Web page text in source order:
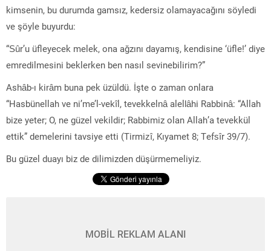
kimsenin, bu durumda gamsız, kedersiz olamayacağını söyledi
ve şöyle buyurdu:
“Sûr’u üfleyecek melek, ona ağzını dayamış, kendisine ‘üfle!’ diye
emredilmesini beklerken ben nasıl sevinebilirim?”
Ashâb-ı kirâm buna pek üzüldü. İşte o zaman onlara
“Hasbünellah ve ni’me’l-vekîl, tevekkelnâ alellâhi Rabbinâ: “Allah
bize yeter; O, ne güzel vekildir; Rabbimiz olan Allah’a tevekkül
ettik” demelerini tavsiye etti (Tirmizî, Kıyamet 8; Tefsîr 39/7).
Bu güzel duayı biz de dilimizden düşürmemeliyiz.
MOBİL REKLAM ALANI